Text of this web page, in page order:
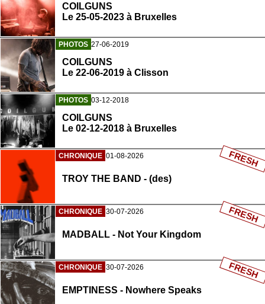
COILGUNS
Le 25-05-2023 à Bruxelles
PHOTOS 27-06-2019
COILGUNS
Le 22-06-2019 à Clisson
PHOTOS 03-12-2018
COILGUNS
Le 02-12-2018 à Bruxelles
CHRONIQUE 01-08-2026
TROY THE BAND - (des)
FRESH
CHRONIQUE 30-07-2026
MADBALL - Not Your Kingdom
FRESH
CHRONIQUE 30-07-2026
EMPTINESS - Nowhere Speaks
FRESH